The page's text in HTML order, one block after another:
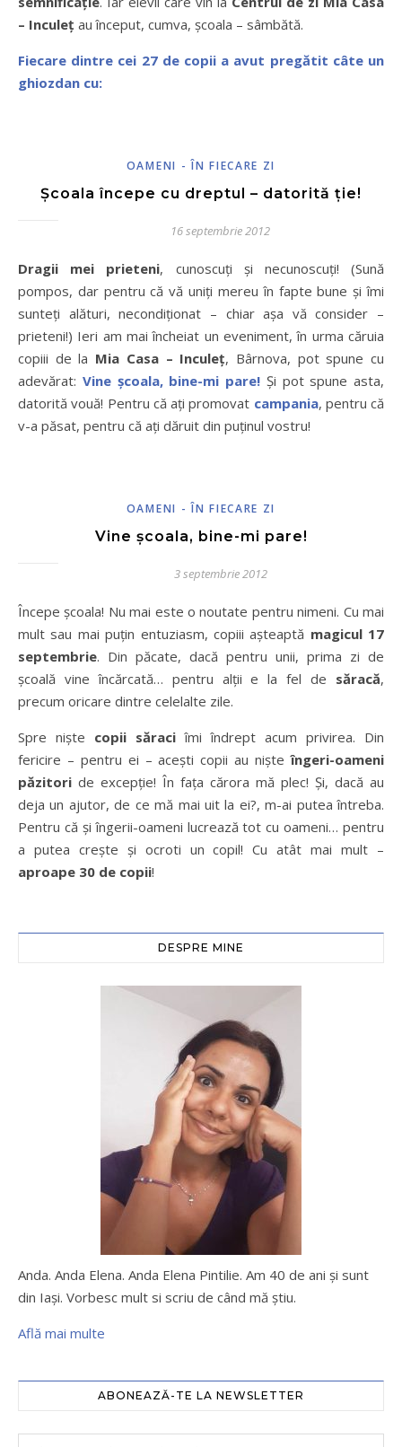
– Inculeț au început, cumva, școala – sâmbătă.
Fiecare dintre cei 27 de copii a avut pregătit câte un
ghiozdan cu:
OAMENI - ÎN FIECARE ZI
Școala începe cu dreptul – datorită ție!
16 septembrie 2012
Dragii mei prieteni, cunoscuți și necunoscuți! (Sună
pompos, dar pentru că vă uniți mereu în fapte bune și îmi
sunteți alături, necondiționat – chiar așa vă consider –
prieteni!) Ieri am mai încheiat un eveniment, în urma căruia
copiii de la Mia Casa – Inculeț, Bârnova, pot spune cu
adevărat: Vine școala, bine-mi pare! Și pot spune asta,
datorită vouă! Pentru că ați promovat campania, pentru că
v-a păsat, pentru că ați dăruit din puținul vostru!
OAMENI - ÎN FIECARE ZI
Vine şcoala, bine-mi pare!
3 septembrie 2012
Începe şcoala! Nu mai este o noutate pentru nimeni. Cu mai
mult sau mai puţin entuziasm, copiii aşteaptă magicul 17
septembrie. Din păcate, dacă pentru unii, prima zi de
şcoală vine încărcată… pentru alţii e la fel de săracă,
precum oricare dintre celelalte zile.
Spre nişte copii săraci îmi îndrept acum privirea. Din
fericire – pentru ei – aceşti copii au nişteîngeri-oameni
păzitori de excepţie! În faţa cărora mă plec! Şi, dacă au
deja un ajutor, de ce mă mai uit la ei?, m-ai putea întreba.
Pentru că şi îngerii-oameni lucrează tot cu oameni… pentru
a putea creşte şi ocroti un copil! Cu atât mai mult –
aproape 30 de copii!
DESPRE MINE
Anda. Anda Elena. Anda Elena Pintilie. Am 40 de ani şi sunt
din Iaşi. Vorbesc mult si scriu de când mă ştiu.
Află mai multe
ABONEAZĂ-TE LA NEWSLETTER